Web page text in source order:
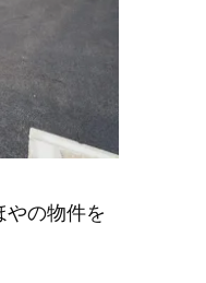
やの物件を